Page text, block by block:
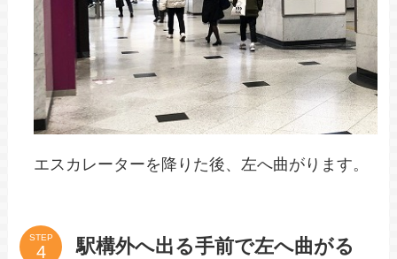
エスカレーターを降りた後、左へ曲がります。
STEP 駅構外へ出る手前で左へ曲がる